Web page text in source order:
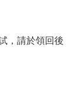
，請於領回後